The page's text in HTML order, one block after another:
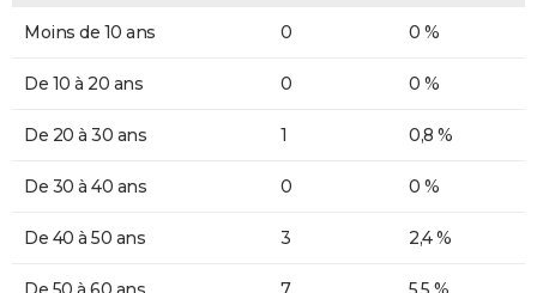
Moins de 10 ans 0 0 %
De 10 à 20 ans 0 0 %
De 20 à 30 ans 1 0,8 %
De 30 à 40 ans 0 0 %
De 40 à 50 ans 3 2,4 %